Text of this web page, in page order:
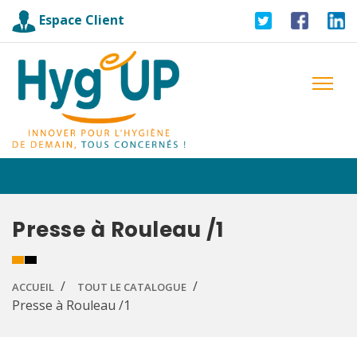
Espace Client
Presse à Rouleau /1
ACCUEIL TOUT LE CATALOGUE
Presse à Rouleau /1